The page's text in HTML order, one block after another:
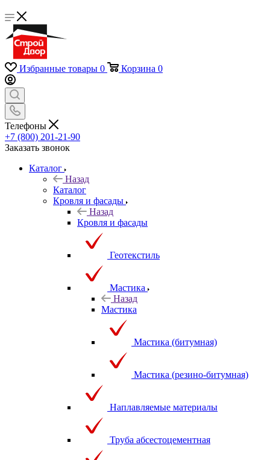
Избранные товары 0 Корзина 0
Телефоны
+7 (800) 201-21-90
Заказать звонок
Каталог
Назад
Каталог
Кровля и фасады
Назад
Кровля и фасады
Геотекстиль
Мастика
Назад
Мастика
Мастика (битумная)
Мастика (резино-битумная)
Наплавляемые материалы
Труба абсестоцементная